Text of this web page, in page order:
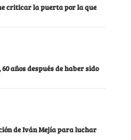
criticar la puerta por la que
años después de haber sido
de Iván Mejía para luchar